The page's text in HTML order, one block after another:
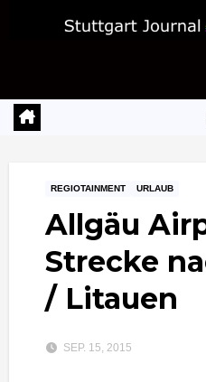
REGIOTAINMENT URLAUB
Allgäu
Strecke
/ Litauen
SEP. 15, 2015